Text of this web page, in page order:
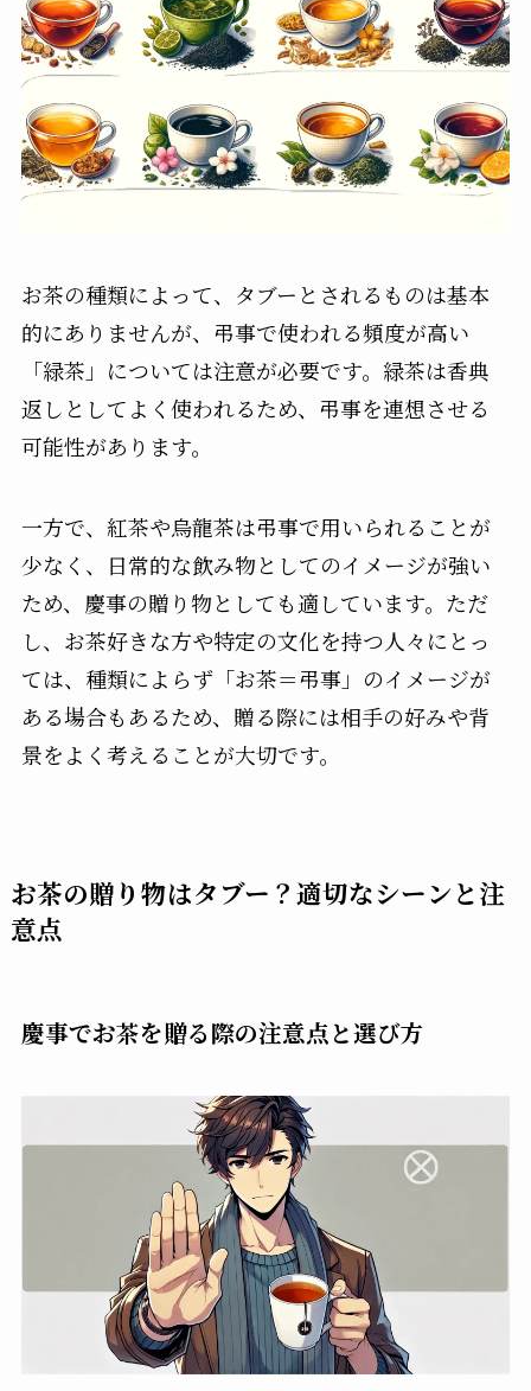
お茶の種類によって、タブーとされるものは基本
的にありませんが、弔事で使われる頻度が高い
「緑茶」については注意が必要です。緑茶は香典
返しとしてよく使われるため、弔事を連想させる
可能性があります。
一方で、紅茶や烏龍茶は弔事で用いられることが
少なく、日常的な飲み物としてのイメージが強い
ため、慶事の贈り物としても適しています。ただ
し、お茶好きな方や特定の文化を持つ人々にとっ
ては、種類によらず「お茶＝弔事」のイメージが
ある場合もあるため、贈る際には相手の好みや背
景をよく考えることが大切です。
お茶の贈り物はタブー？適切なシーンと注
意点
慶事でお茶を贈る際の注意点と選び方